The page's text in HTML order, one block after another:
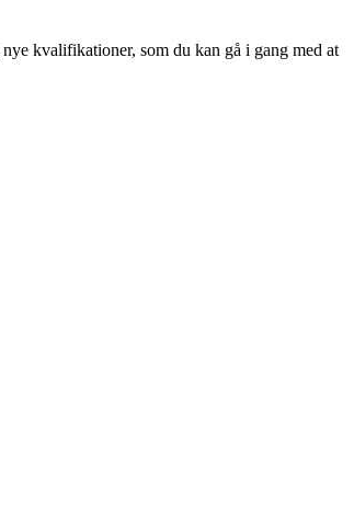
kvalifikationer, som du kan gå i gang med at